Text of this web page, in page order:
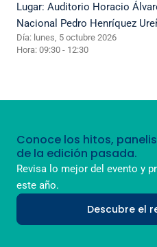
Lugar: Auditorio Horacio
Nacional Pedro Henríquez
Día: lunes, 5 octubre 2026
Hora: 09:30 - 12:30
Conoce los hitos,
de la edición pasada.
Revisa lo mejor del evento y
este año.
Descubre el